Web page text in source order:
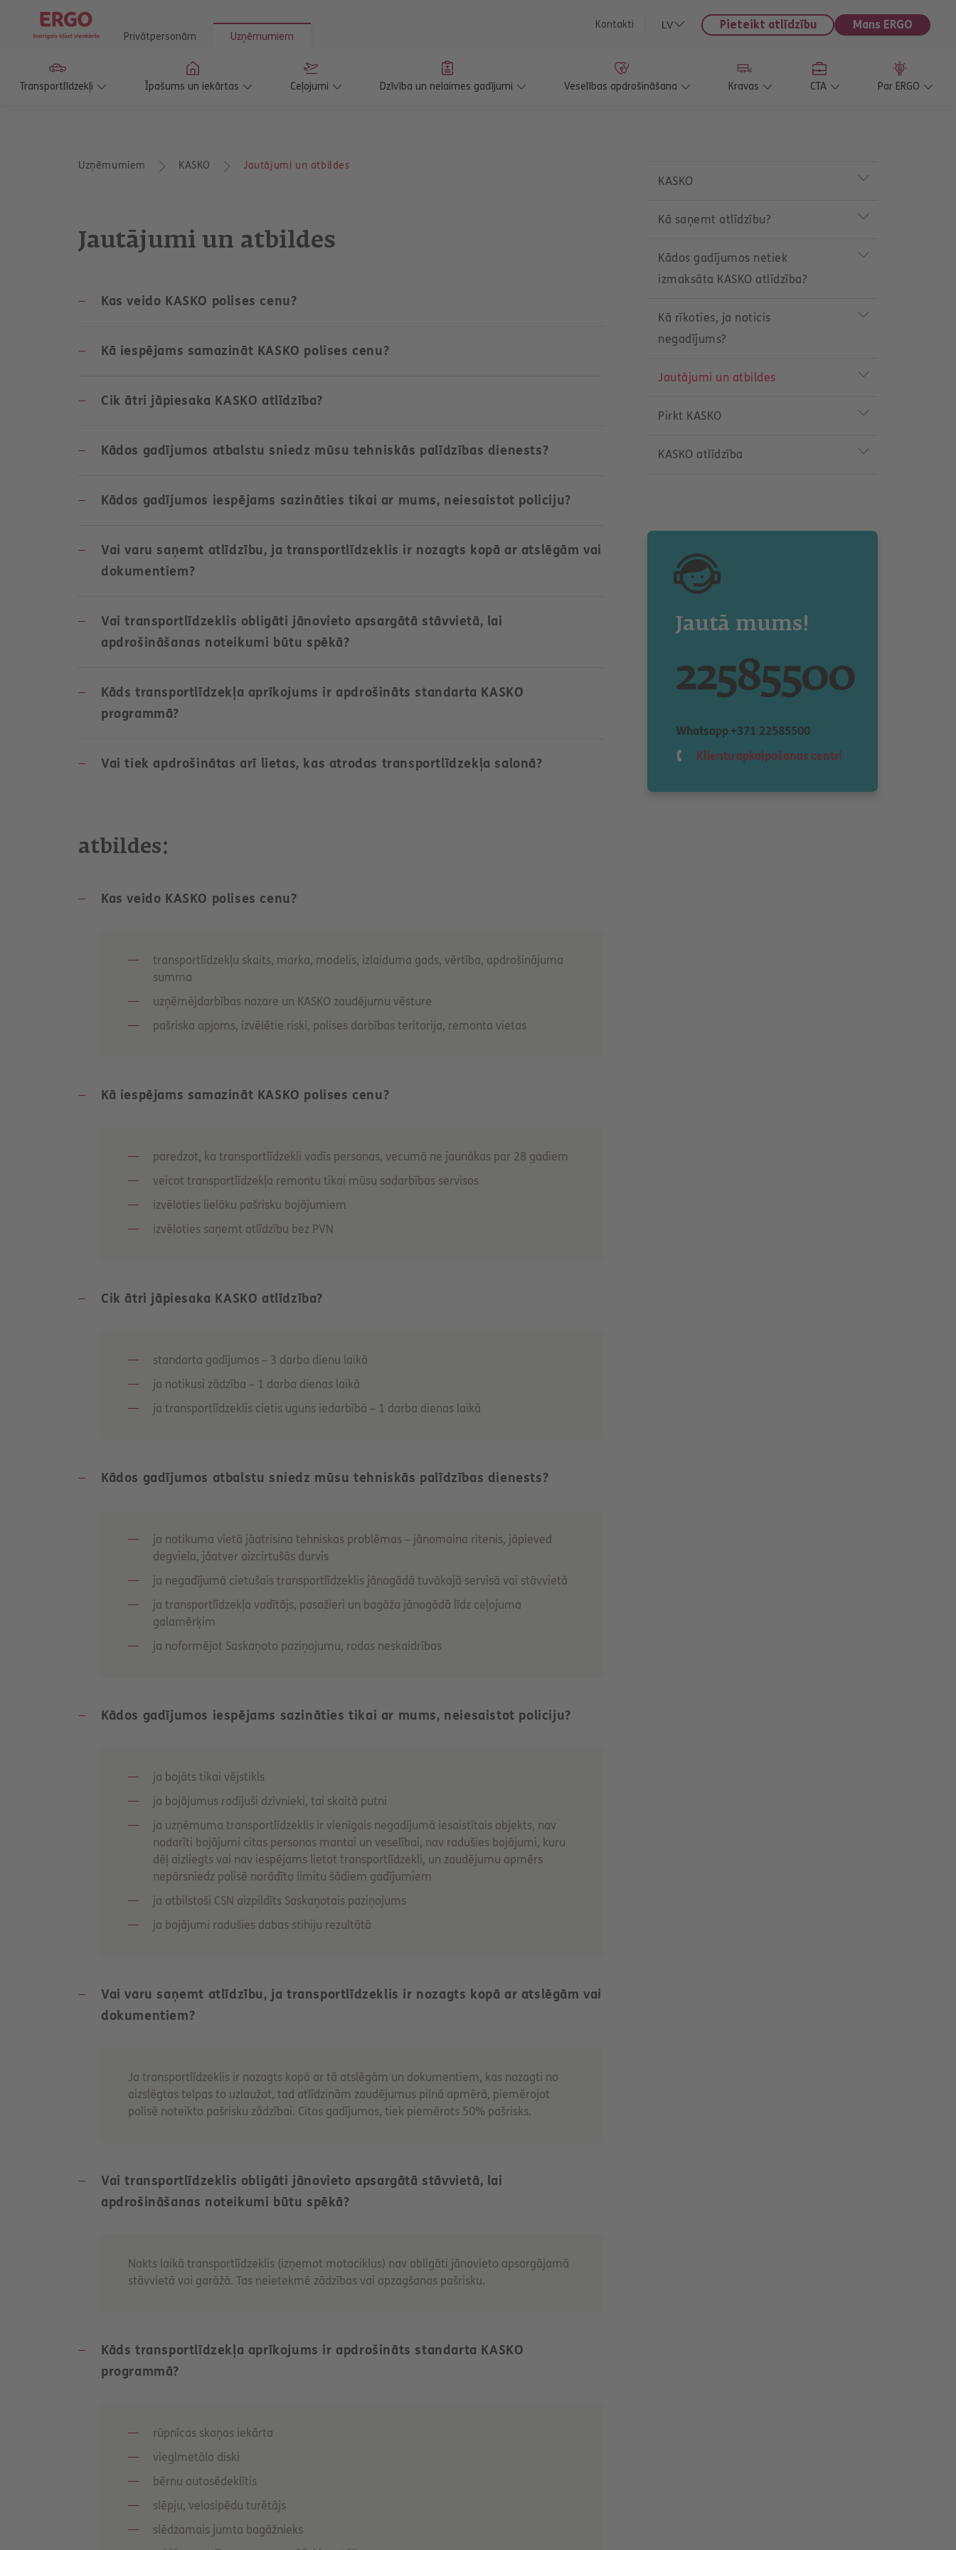
Privātpersonām Uzņēmumiem
Kontakti LV Pieteikt atlīdzību Mans ERGO
Transportlīdzekļi Īpašums un iekārtas Ceļojumi Dzīvība un nelaimes gadījumi Veselības apdrošināšana Kravas CTA Par ERGO
T
u
d
i
e
Uzņēmumiem KASKO Jautājumi un atbildes
Jautājumi un atbildes
Kas veido KASKO polises cenu?
Kā iespējams samazināt KASKO polises cenu?
Cik ātri jāpiesaka KASKO atlīdzība?
Kādos gadījumos atbalstu sniedz mūsu tehniskās palīdzības dienests?
Kādos gadījumos iespējams sazināties tikai ar mums, neiesaistot policiju?
Vai varu saņemt atlīdzību, ja transportlīdzeklis ir nozagts kopā ar atslēgām vai
dokumentiem?
Vai transportlīdzeklis obligāti jānovieto apsargātā stāvvietā, lai
apdrošināšanas noteikumi būtu spēkā?
Kāds transportlīdzekļa aprīkojums ir apdrošināts standarta KASKO
programmā?
Vai tiek apdrošinātas arī lietas, kas atrodas transportlīdzekļa salonā?
atbildes:
Kas veido KASKO polises cenu?
transportlīdzekļu skaits, marka, modelis, izlaiduma gads, vērtība, apdrošinājuma
summa
uzņēmējdarbības nozare un KASKO zaudējumu vēsture
pašriska apjoms, izvēlētie riski, polises darbības teritorija, remonta vietas
Kā iespējams samazināt KASKO polises cenu?
paredzot, ka transportlīdzekli vadīs personas, vecumā ne jaunākas par 28 gadiem
veicot transportlīdzekļa remontu tikai mūsu sadarbības servisos
izvēloties lielāku pašrisku bojājumiem
izvēloties saņemt atlīdzību bez PVN
Cik ātri jāpiesaka KASKO atlīdzība?
standarta gadījumos – 3 darba dienu laikā
ja notikusi zādzība – 1 darba dienas laikā
ja transportlīdzeklis cietis uguns iedarbībā – 1 darba dienas laikā
Kādos gadījumos atbalstu sniedz mūsu tehniskās palīdzības dienests?
ja notikuma vietā jāatrisina tehniskas problēmas – jānomaina ritenis, jāpieved
degviela, jāatver aizcirtušās durvis
ja negadījumā cietušais transportlīdzeklis jānogādā tuvākajā servisā vai stāvvietā
ja transportlīdzekļa vadītājs, pasažieri un bagāža jānogādā līdz ceļojuma
galamērķim
ja noformējot Saskaņoto paziņojumu, rodas neskaidrības
Kādos gadījumos iespējams sazināties tikai ar mums, neiesaistot policiju?
ja bojāts tikai vējstikls
ja bojājumus radījuši dzīvnieki, tai skaitā putni
ja uzņēmuma transportlīdzeklis ir vienīgais negadījumā iesaistītais objekts, nav
nodarīti bojājumi citas personas mantai un veselībai, nav radušies bojājumi, kuru
dēļ aizliegts vai nav iespējams lietot transportlīdzekli, un zaudējumu apmērs
nepārsniedz polisē norādīto limitu šādiem gadījumiem
ja atbilstoši CSN aizpildīts Saskaņotais paziņojums
ja bojājumi radušies dabas stihiju rezultātā
Vai varu saņemt atlīdzību, ja transportlīdzeklis ir nozagts kopā ar atslēgām vai
dokumentiem?
Ja transportlīdzeklis ir nozagts kopā ar tā atslēgām un dokumentiem, kas nozagti no
aizslēgtas telpas to uzlaužot, tad atlīdzinām zaudējumus pilnā apmērā, piemērojot
polisē noteikto pašrisku zādzībai. Citos gadījumos, tiek piemērots 50% pašrisks.
Vai transportlīdzeklis obligāti jānovieto apsargātā stāvvietā, lai
apdrošināšanas noteikumi būtu spēkā?
Nakts laikā transportlīdzeklis (izņemot motociklus) nav obligāti jānovieto apsargājamā
stāvvietā vai garāžā. Tas neietekmē zādzības vai apzagšanas pašrisku.
Kāds transportlīdzekļa aprīkojums ir apdrošināts standarta KASKO
programmā?
rūpnīcas skaņas iekārta
vieglmetāla diski
bērnu autosēdeklītis
slēpju, velosipēdu turētājs
slēdzamais jumta bagāžnieks
KASKO
Kā saņemt atlīdzību?
Kādos gadījumos netiek
izmaksāta KASKO atlīdzība?
Kā rīkoties, ja noticis
negadījums?
Jautājumi un atbildes
Pirkt KASKO
KASKO atlīdzība
Jautā mums!
22585500
Whatsapp +371 22585500
Klientu apkalpošanas centri